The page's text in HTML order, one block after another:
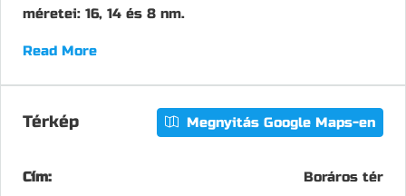
méretei: 16, 14 és 8 nm.
Read More
Térkép Megnyitás Google Maps-en
Cím: Boráros tér